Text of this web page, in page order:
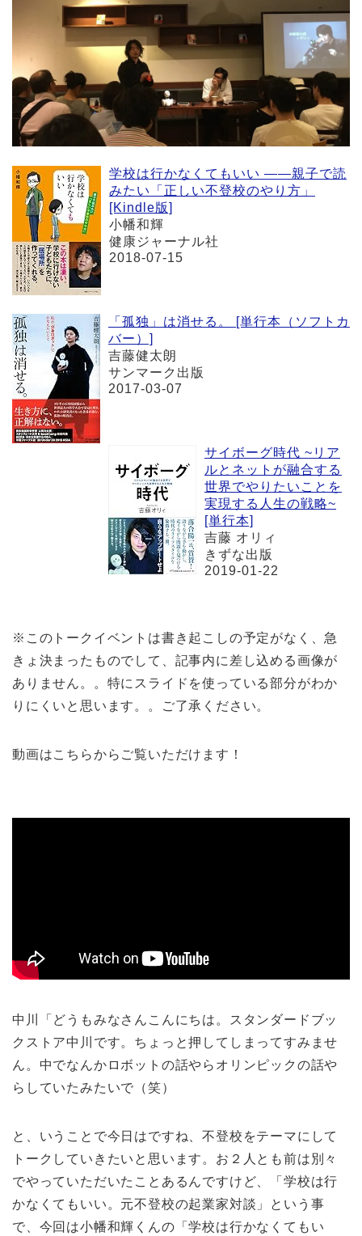
学校は行かなくてもいい ――親子で読
みたい「正しい不登校のやり方」
[Kindle版]
小幡和輝
健康ジャーナル社
2018-07-15
「孤独」は消せる。 [単行本（ソフトカ
バー）]
吉藤健太朗
サンマーク出版
2017-03-07
サイボーグ時代 ~リア
ルとネットが融合する
世界でやりたいことを
実現する人生の戦略~
[単行本]
吉藤 オリィ
きずな出版
2019-01-22
※このトークイベントは書き起こしの予定がなく、急
きょ決まったものでして、記事内に差し込める画像が
ありません。。特にスライドを使っている部分がわか
りにくいと思います。。ご了承ください。
動画はこちらからご覧いただけます！
中川「どうもみなさんこんにちは。スタンダードブッ
クストア中川です。ちょっと押してしまってすみませ
ん。中でなんかロボットの話やらオリンピックの話や
らしていたみたいで（笑）
と、いうことで今日はですね、不登校をテーマにして
トークしていきたいと思います。お２人とも前は別々
でやっていただいたことあるんですけど、「学校は行
かなくてもいい。元不登校の起業家対談」という事
で、今回は小幡和輝くんの「学校は行かなくてもい